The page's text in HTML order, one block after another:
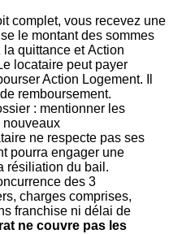
complet, vous recevez une
le montant des sommes
quittance et Action
locataire peut payer
Action Logement. Il
remboursement.
: mentionner les
nouveaux
ne respecte pas ses
pourra engager une
résiliation du bail.
des 3
charges comprises,
franchise ni délai de
ne couvre pas les